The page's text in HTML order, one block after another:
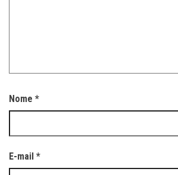
Nome *
E-mail *